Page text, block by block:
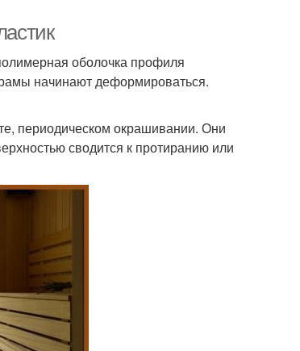
оболочка профиля
начинают деформироваться.
периодическом окрашивании. Они
сводится к протиранию или